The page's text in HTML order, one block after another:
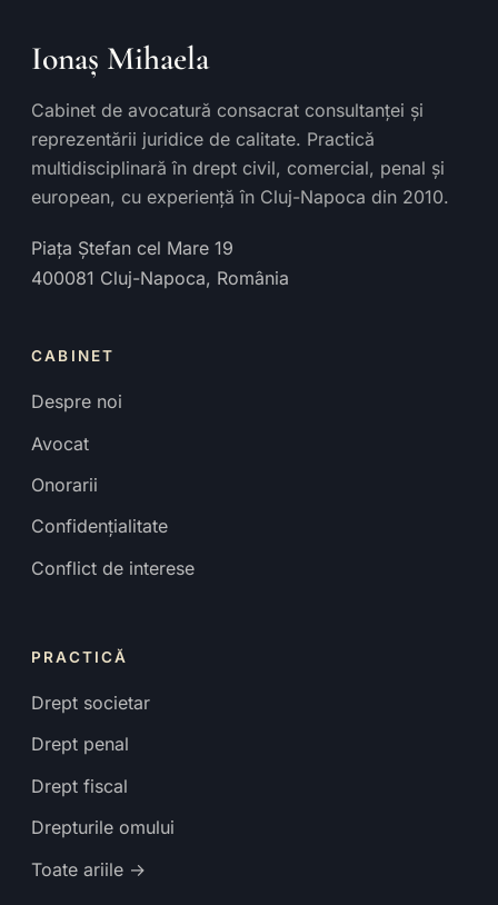
Ionaș Mihaela
Cabinet de avocatură consacrat consultanței și
reprezentării juridice de calitate. Practică
multidisciplinară în drept civil, comercial, penal și
european, cu experiență în Cluj-Napoca din 2010.
Piața Ștefan cel Mare 19
400081 Cluj-Napoca, România
CABINET
Despre noi
Avocat
Onorarii
Confidențialitate
Conflict de interese
PRACTICĂ
Drept societar
Drept penal
Drept fiscal
Drepturile omului
Toate ariile →